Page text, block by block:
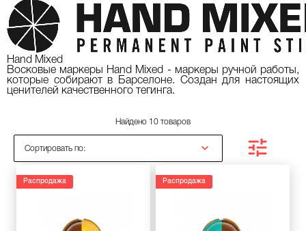
Hand Mixed
Восковые маркеры Hand Mixed - маркеры ручной работы,
которые собирают в Барселоне. Создан для настоящих
ценителей качественного тегинга.
Найдено 10 товаров
Сортировать по:
Распродажа Распродажа